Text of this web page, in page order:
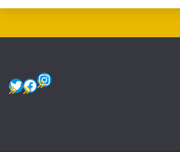
Twitter
Facebook
Instagram